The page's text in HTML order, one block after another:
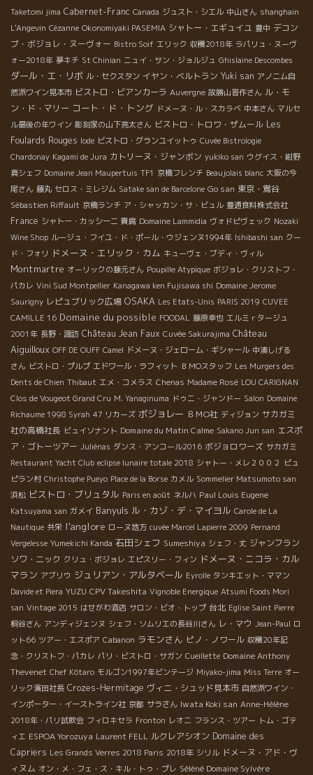
Taketomi jima Cabernet-Franc Canada ジュスト・シエル 中山さん shanghain
L'Angevin Cézanne Okonomiyaki PASEMIA シャトー・エギュイユ 豊中 デコン
ブ・ボジョレ・ヌーヴォー Bistro Soif エリック 収穫2018年 ラパリュ・ヌーヴ
ォー2018年 夢キチ St Chinian ニュイ・サン・ジョルジュ Ghislaine Descombes
ダール・エ・リボ ル・セクスタン イヤン・ベルトラン Yuki san アノニム自
然派ワイン見本市 ビストロ・ビアンカーラ Auvergne 故勝山晋作さん ル・モ
ン・ド・マリー コート・ド・トング ドメーヌ・ル・スカラベ 中本さん マルセ
ル最後の年ワイン 彫刻家の山下亮太さん ビストロ・トロワ・ザムール Les
Foulards Rouges Iode ビストロ・グランユイットゥ Cuvée Bistrologie
Chardonay Kagami de Jura カトリーヌ・ジャンボン yukiko san ウグイス・紺野
真シェフ Domaine Jean Maupertuis TF1 京橋フレンチ Beaujolais blanc 大阪の今
尾さん 藤丸 セロス・ミレジム Satake san de Barcelone Go san 東京・鴬谷
Sébastien Riffault 京橋ランチ ア・シャッカン・サ・ビュル 豊通食料株式会社
France シャトー・カッシーニ 貴腐 Domaine Lammidia ヴォドピヴェック Nozaki
Wine Shop ルージュ・フイユ・ド・ポール・ウジェンヌ1994年 Ishibashi san クー
ド・フォリ ドメーヌ・エリック・カム キューヴェ・ブディ・ヴィル
Montmartre オーリックの藤元さん Poupille Atypique ボジョレ・クリストフ・
パカレ Vini Sud Montpellier Kanagawa ken Fujisawa shi Domaine Jerome
Saurigny レピュブリック広場 OSAKA Les Etats-Unis PARIS 2019 CUVEE
CAMILLE 16 Domaine du possible FOODAL 藤原幸也 エルミｒタージュ
2001年 長野・諏訪 Château Jean Faux Cuvée Sakurajima Château
Aiguilloux OFF DE OUFF Camel ドメーヌ・ジェローム・ギシャール 中湊しげる
さん ビストロ・プルプ エドワール・ラフィット ＢＭОスタッフ Les Murgers des
Dents de Chien Thibaut エメ・コメラス Chenas Madame Rosé LOU CARIGNAN
Clos de Vougeot Grand Cru M. Yanaginuma ドゥニ・ジャンドー Salon Domaine
Richaume 1998 Syrah 47 リカーズ ボジョレー ＢＭО社 ディジョン サカガミ
社の高橋社長 ビュイソナント Domaine du Matin Calme Sakano Jun san エスポ
ア・ゴトーツアー Juliénas ダンス・アンコール2016 ボジョロワーズ サカガミ
Restaurant Yacht Club eclipse lunaire totale 2018 シャトー・メレ２００２ ピュ
ピラン村 Christophe Pueyo Place de la Borse カメル Sommelier Matsumoto san
浜松 ビストロ・ブリュタル Paris en août ネルハ Paul Louis Eugene
Katsuyama san ガメイ Banyuls ル・カゾ・デ・マイヨル Carole de La
Nautique 共栄 l'anglore ローヌ地方 cuvée Marcel Lapierre 2009 Pernand
Vergelesse Yumekichi Kanda 石田シェフ Sumeshiya シェフ・丈 ジャンフラン
ソワ・ニック クリュ・ボジョレ エピスリー・フィン ドメーヌ・ニコラ・カル
マラン アブリウ ジュリアン・アルタベール Eyrolle タンキエット・ママン
Davide et Piera YUZU CPV Takeshita Vignoble Energique Atsumi Foods Mori
san Vintage 2015 はせがわ酒店 サロン・ビオ・トップ 台北 Eglise Saint Pierre
桐谷さん アンディジェンヌ シェフ・ソムリエの長谷川さん レ・マウ Jean-Paul ロ
ット66 ツアー・エスポア Cabanon ラモンさん ピノ・ノワール 収穫20年記
念・クリストフ・パカレ パリ・ビストロ・サガン Cueillette Domaine Anthony
Thevenet Chef Kôtaro モルゴン1997年ビンテージ Miyako-jima Miss Terre オー
リック濱田社長 Crozes-Hermitage ヴィニ・シュッド見本市 自然派ワイン・
インポーター・イーストライン社 京都 サラさん Iwata Koki san Anne-Hélène
2018年・パリ試飲会 フィロキセラ Fronton レオニ フランス・ツアー トム・ゴテ
ィエ ESPOA Yorozuya Laurent FELL ルクレアシオン Domaine des
Capriers Les Grands Verres 2018 Paris 2018年 シリル ドメーヌ・アド・ヴ
ィヌム オン・メ・フェ・ス・キル・トゥ・プレ Séléné Domaine Sylvère